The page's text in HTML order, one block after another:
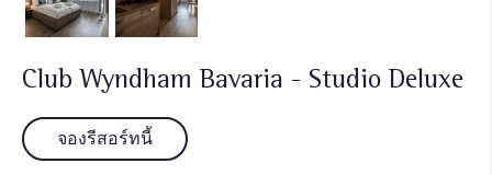
Club Wyndham Bavaria - Studio Deluxe
จองรีสอร์ทนี้